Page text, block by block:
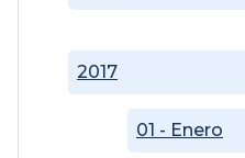
2017
01 - Enero